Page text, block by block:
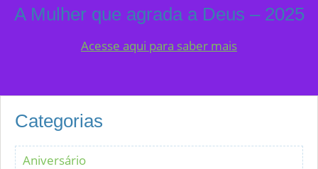
A Mulher que agrada a Deus – 2025
Acesse aqui para saber mais
Categorias
Aniversário